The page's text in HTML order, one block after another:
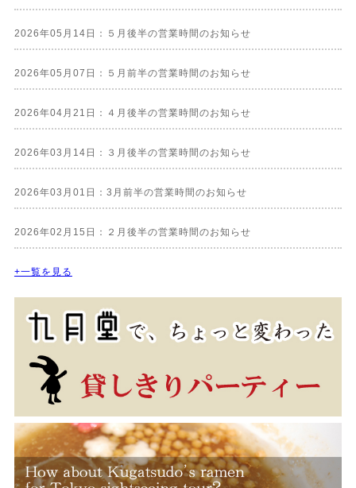
2026年05月14日：５月後半の営業時間のお知らせ
2026年05月07日：５月前半の営業時間のお知らせ
2026年04月21日：４月後半の営業時間のお知らせ
2026年03月14日：３月後半の営業時間のお知らせ
2026年03月01日：3月前半の営業時間のお知らせ
2026年02月15日：２月後半の営業時間のお知らせ
+一覧を見る